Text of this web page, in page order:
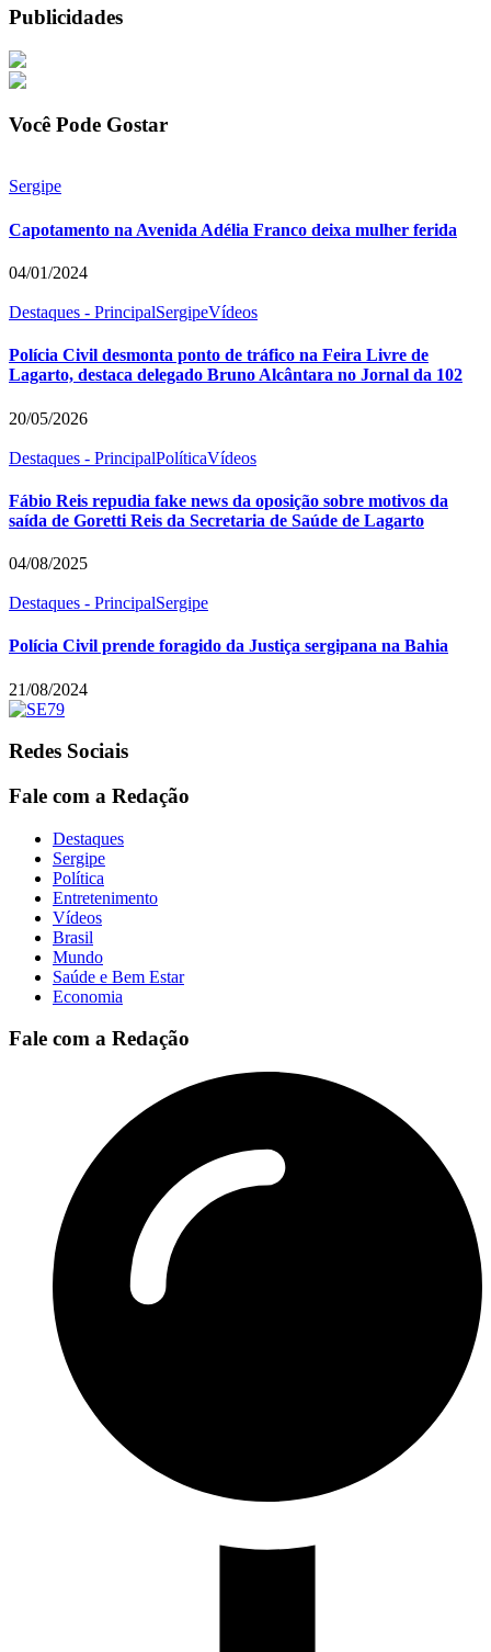
Publicidades
Você Pode Gostar
Sergipe
Capotamento na Avenida Adélia Franco deixa mulher ferida
04/01/2024
Destaques - PrincipalSergipeVídeos
Polícia Civil desmonta ponto de tráfico na Feira Livre de
Lagarto, destaca delegado Bruno Alcântara no Jornal da 102
20/05/2026
Destaques - PrincipalPolíticaVídeos
Fábio Reis repudia fake news da oposição sobre motivos da
saída de Goretti Reis da Secretaria de Saúde de Lagarto
04/08/2025
Destaques - PrincipalSergipe
Polícia Civil prende foragido da Justiça sergipana na Bahia
21/08/2024
Redes Sociais
Fale com a Redação
Destaques
Sergipe
Política
Entretenimento
Vídeos
Brasil
Mundo
Saúde e Bem Estar
Economia
Fale com a Redação